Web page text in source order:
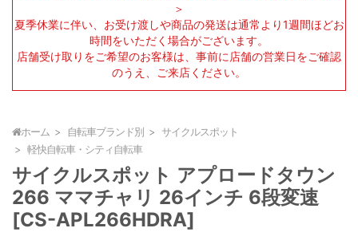
＞
夏季休業に伴い、お受け渡しや商品の発送は通常より1週間ほどお
時間をいただく場合がございます。
店舗受け取りをご希望のお客様は、事前に店舗の営業日をご確認
のうえ、ご来店ください。
ホーム 自転車ブランド別
サイクルスポット
軽快自転車・シティ自転車
サイクルスポット アプロードタウン
266 ママチャリ 26インチ 6段変速
[CS-APL266HDRA]